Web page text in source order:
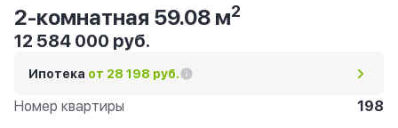
2-комнатная 59.08 м2
12 584 000 руб.
Ипотека от 28 198 руб.
Номер квартиры 198